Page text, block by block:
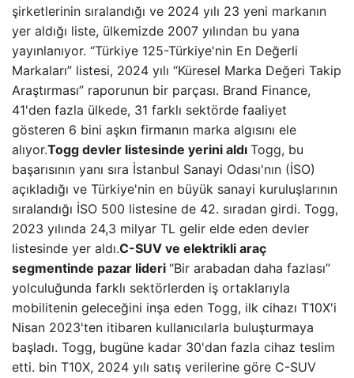
şirketlerinin sıralandığı ve 2024 yılı 23 yeni markanın
yer aldığı liste, ülkemizde 2007 yılından bu yana
yayınlanıyor. “Türkiye 125-Türkiye'nin En Değerli
Markaları” listesi, 2024 yılı “Küresel Marka Değeri Takip
Araştırması” raporunun bir parçası. Brand Finance,
41'den fazla ülkede, 31 farklı sektörde faaliyet
gösteren 6 bini aşkın firmanın marka algısını ele
alıyor.Togg devler listesinde yerini aldı Togg, bu
başarısının yanı sıra İstanbul Sanayi Odası'nın (İSO)
açıkladığı ve Türkiye'nin en büyük sanayi kuruluşlarının
sıralandığı İSO 500 listesine de 42. sıradan girdi. Togg,
2023 yılında 24,3 milyar TL gelir elde eden devler
listesinde yer aldı.C-SUV ve elektrikli araç
segmentinde pazar lideri “Bir arabadan daha fazlası”
yolculuğunda farklı sektörlerden iş ortaklarıyla
mobilitenin geleceğini inşa eden Togg, ilk cihazı T10X'i
Nisan 2023'ten itibaren kullanıcılarla buluşturmaya
başladı. Togg, bugüne kadar 30'dan fazla cihaz teslim
etti. bin T10X, 2024 yılı satış verilerine göre C-SUV